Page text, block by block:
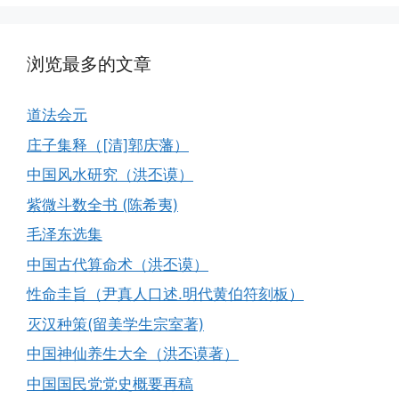
浏览最多的文章
道法会元
庄子集释（[清]郭庆藩）
中国风水研究（洪丕谟）
紫微斗数全书 (陈希夷)
毛泽东选集
中国古代算命术（洪丕谟）
性命圭旨（尹真人口述.明代黄伯符刻板）
灭汉种策(留美学生宗室著)
中国神仙养生大全（洪丕谟著）
中国国民党党史概要再稿